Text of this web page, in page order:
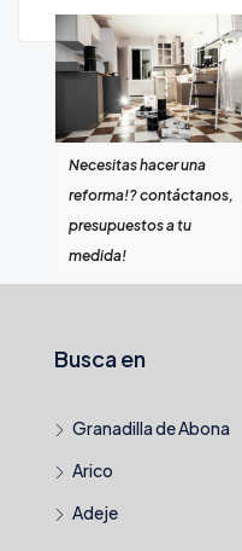
Necesitas hacer una
reforma!? contáctanos,
presupuestos a tu
medida!
Busca en
Granadilla de Abona
Arico
Adeje